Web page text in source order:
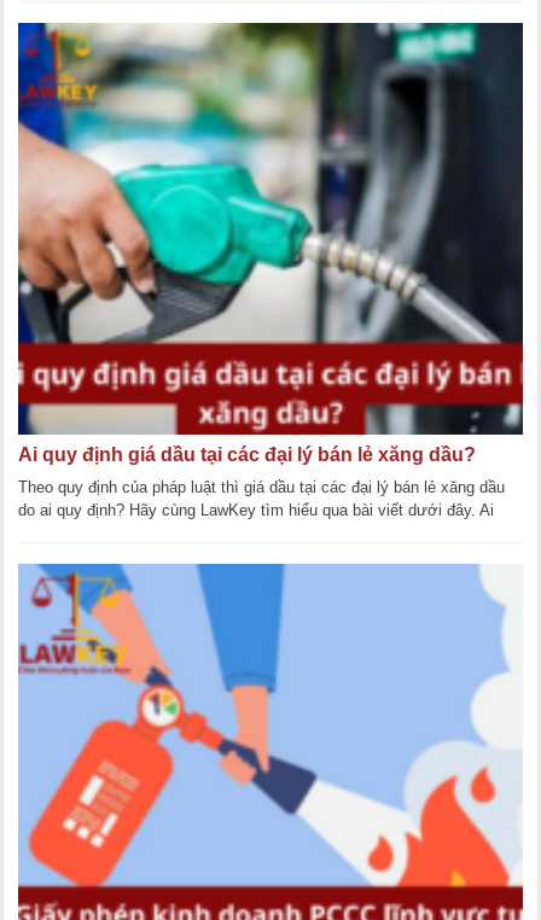
Ai quy định giá dầu tại các đại lý bán lẻ xăng dầu?
Theo quy định của pháp luật thì giá dầu tại các đại lý bán lẻ xăng dầu
do ai quy định? Hãy cùng LawKey tìm hiểu qua bài viết dưới đây. Ai